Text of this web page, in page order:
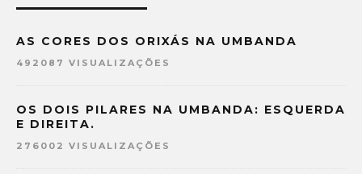
AS CORES DOS ORIXÁS NA UMBANDA
492087 VISUALIZAÇÕES
OS DOIS PILARES NA UMBANDA: ESQUERDA
E DIREITA.
276002 VISUALIZAÇÕES